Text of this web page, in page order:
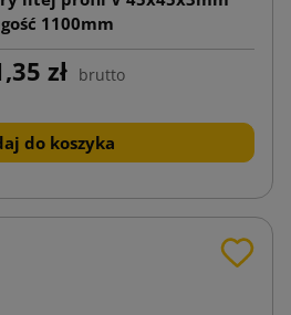
1100mm
zł brutto
do koszyka